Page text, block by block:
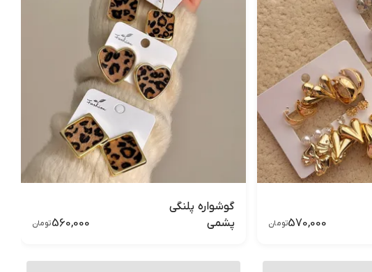
570,000تومان
گوشواره پلنگی
پشمی
560,000تومان